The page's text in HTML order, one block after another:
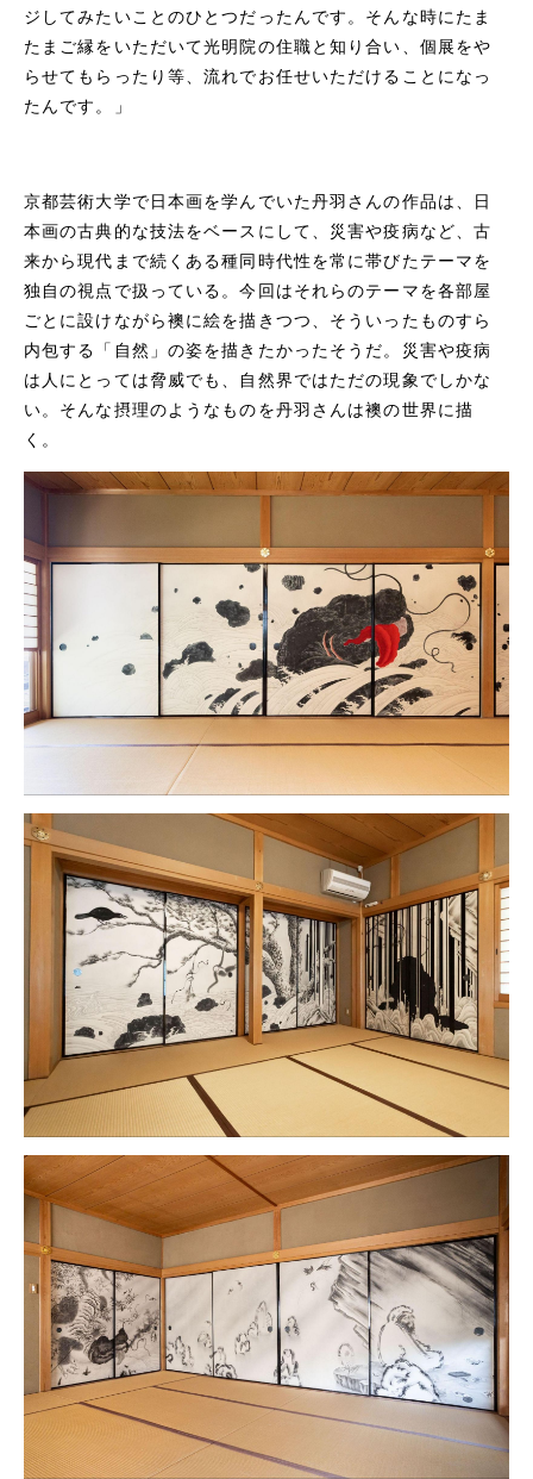
ジしてみたいことのひとつだったんです。そんな時にたま
たまご縁をいただいて光明院の住職と知り合い、個展をや
らせてもらったり等、流れでお任せいただけることになっ
たんです。」
京都芸術大学で日本画を学んでいた丹羽さんの作品は、日
本画の古典的な技法をベースにして、災害や疫病など、古
来から現代まで続くある種同時代性を常に帯びたテーマを
独自の視点で扱っている。今回はそれらのテーマを各部屋
ごとに設けながら襖に絵を描きつつ、そういったものすら
内包する「自然」の姿を描きたかったそうだ。災害や疫病
は人にとっては脅威でも、自然界ではただの現象でしかな
い。そんな摂理のようなものを丹羽さんは襖の世界に描
く。